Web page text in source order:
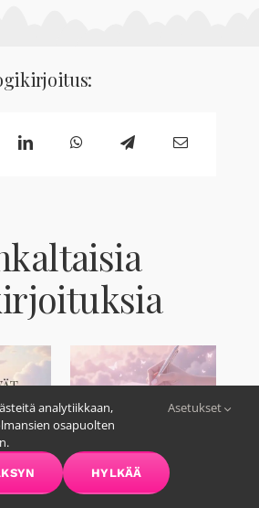
analytiikkaan,
osapuolten
Asetukset
HYLKÄÄ